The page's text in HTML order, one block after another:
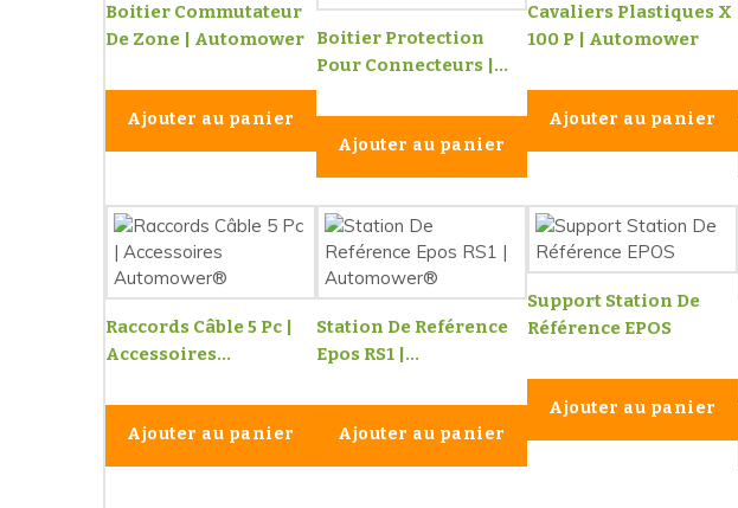
Boitier Commutateur
De Zone | Automower
Ajouter au panier
Boitier Protection
Pour Connecteurs |...
Ajouter au panier
Cavaliers Plastiques X
100 P | Automower
Ajouter au panier
Raccords Câble 5 Pc |
Accessoires...
Ajouter au panier
Station De Reférence
Epos RS1 |...
Ajouter au panier
Support Station De
Référence EPOS
Ajouter au panier